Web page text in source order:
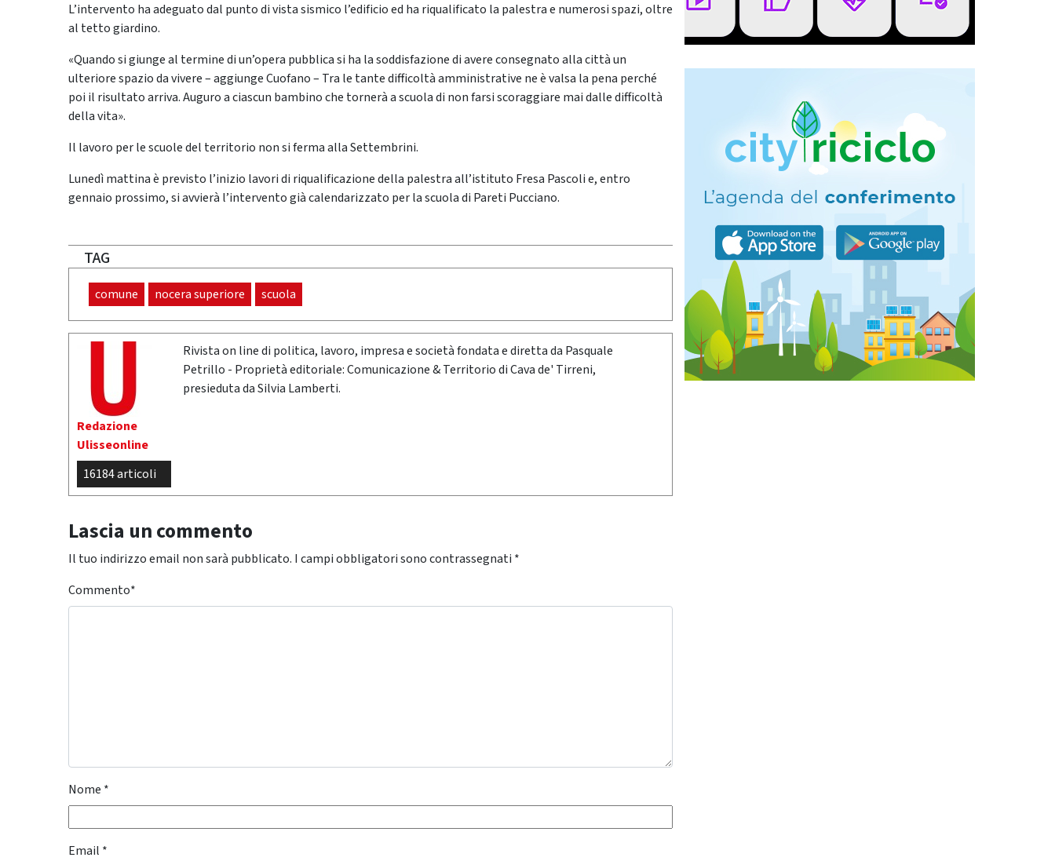
L’intervento ha adeguato dal punto di vista sismico l’edificio ed ha riqualificato la palestra e numerosi spazi, oltre
al tetto giardino.
«Quando si giunge al termine di un’opera pubblica si ha la soddisfazione di avere consegnato alla città un
ulteriore spazio da vivere – aggiunge Cuofano – Tra le tante difficoltà amministrative ne è valsa la pena perché
poi il risultato arriva. Auguro a ciascun bambino che tornerà a scuola di non farsi scoraggiare mai dalle difficoltà
della vita».
Il lavoro per le scuole del territorio non si ferma alla Settembrini.
Lunedì mattina è previsto l’inizio lavori di riqualificazione della palestra all’istituto Fresa Pascoli e, entro
gennaio prossimo, si avvierà l’intervento già calendarizzato per la scuola di Pareti Pucciano.
TAG
comune nocera superiore scuola
Redazione
Ulisseonline
16184 articoli
Rivista on line di politica, lavoro, impresa e società fondata e diretta da Pasquale
Petrillo - Proprietà editoriale: Comunicazione & Territorio di Cava de' Tirreni,
presieduta da Silvia Lamberti.
Lascia un commento
Il tuo indirizzo email non sarà pubblicato. I campi obbligatori sono contrassegnati *
Commento*
Nome *
Email *